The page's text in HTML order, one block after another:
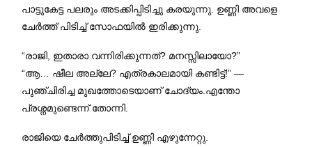
പാട്ടുകേട്ട പലരും അടക്കിപ്പിടിച്ചു കരയുന്നു. ഉണ്ണി അവളെ
ചേർത്ത് പിടിച്ച് സോഫയിൽ ഇരിക്കുന്നു.
“രാജി, ഇതാരാ വന്നിരിക്കുന്നത്? മനസ്സിലായോ?”
“ആ… ഷീല അല്ലേ? എത്രകാലമായി കണ്ടിട്ട്!” —
പുഞ്ചിരിച്ച മുഖത്തോടെയാണ് ചോദ്യം.എന്തോ
പ്രശ്നമുണ്ടെന്ന് തോന്നി.
രാജിയെ ചേർത്തുപിടിച്ച് ഉണ്ണി എഴുന്നേറ്റു.